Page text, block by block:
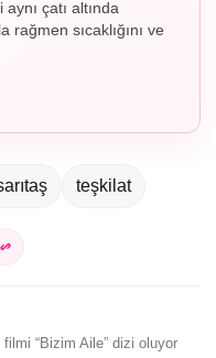
çatı altında
sıcaklığını ve
teşkilat
filmi “Bizim Aile” dizi oluyor